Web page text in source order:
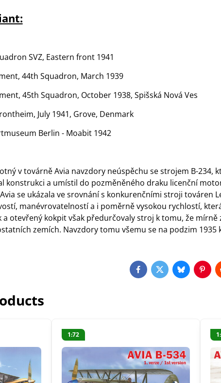
SVZ, Eastern front 1941
44th Squadron, March 1939
45th Squadron, October 1938, Spišská Nová Ves
July 1941, Grove, Denmark
Berlin - Moabit 1942
v továrně Avia navzdory neúspěchu se strojem B-234,
konstrukci a umístil do pozměněného draku licenční
se ukázala ve srovnání s konkurenčními stroji továren
manévrovatelností a i poměrně vysokou rychlostí,
a otevřený kokpit však předurčovaly stroj k tomu, že
zemích. Navzdory tomu všemu se na podzim
FacebookTwitterBluesky
1:72